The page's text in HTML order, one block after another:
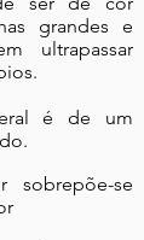
grandes e
ultrapassar
é de um
se